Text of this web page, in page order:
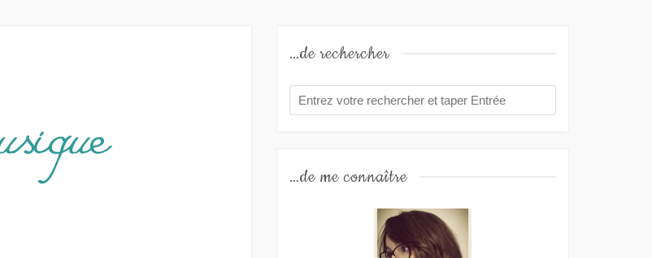
…de rechercher
…de me connaître